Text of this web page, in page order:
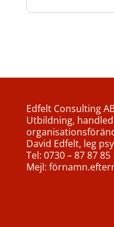
Edfelt Consulting
Utbildning,
David Edfelt, leg
Tel: 0730 – 87 87 85
Mejl: